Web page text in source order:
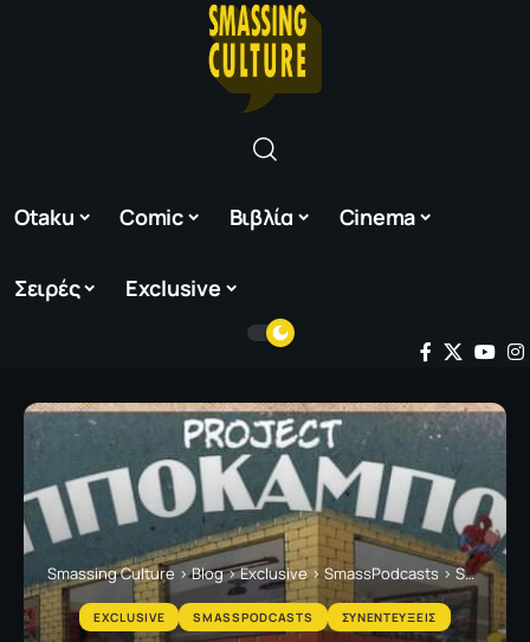
Otaku Comic Βιβλία Cinema
Σειρές Exclusive
Smassing Culture >Blog>Exclusive>SmassPodcasts >SmassPodcasts #16: Τι είναι το Project ΙππόΚαμπος και τι γυρεύει στον Κάμπο;
EXCLUSIVE SMASSPODCASTS ΣΥΝΕΝΤΕΥΞΕΙΣ